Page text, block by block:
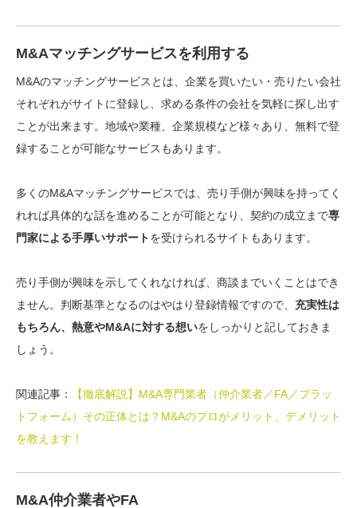
M&Aマッチングサービスを利用する
M&Aのマッチングサービスとは、企業を買いたい・売りたい会社
それぞれがサイトに登録し、求める条件の会社を気軽に探し出す
ことが出来ます。地域や業種、企業規模など様々あり、 無料で登
録することが可能なサービス もあります。
多くのM&Aマッチングサービスでは、売り手側が興味を持ってく
れれば具体的な話を進めることが可能となり、契約の成立まで専
門家による手厚いサポートを受けられるサイトもあります。
売り手側が興味を示してくれなければ、商談までいくことはでき
ません。 判断基準となるのはやはり登録情報ですので、 充実性は
もちろん、熱意やM&Aに対する想いをしっかりと記しておきま
しょう。
関連記事：
【徹底解説】M&A専門業者（仲介業者／FA／プラッ
トフォーム）その正体とは？M&Aのプロがメリット、デメリット
を教えます！
M&A仲介業者やFA